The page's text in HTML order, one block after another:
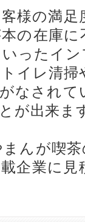
様の満
の在庫
ったイ
イレ清
なされ
が出来ま
んが喫
企業に